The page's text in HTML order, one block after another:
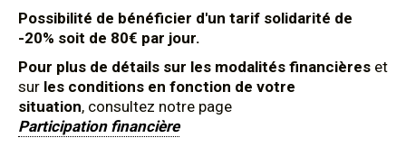
Possibilité de bénéficier d'un tarif solidarité de
-20% soit de 80€ par jour.
Pour plus de détails sur les modalités financières et
sur les conditions en fonction de votre
situation, consultez notre page
Participation financière